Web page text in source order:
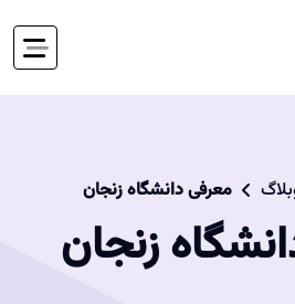
معرفی دانشگاه زنجان
زنجان